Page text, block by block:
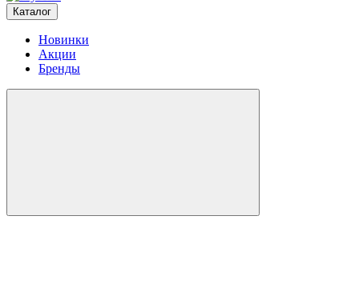
Каталог
Новинки
Акции
Бренды